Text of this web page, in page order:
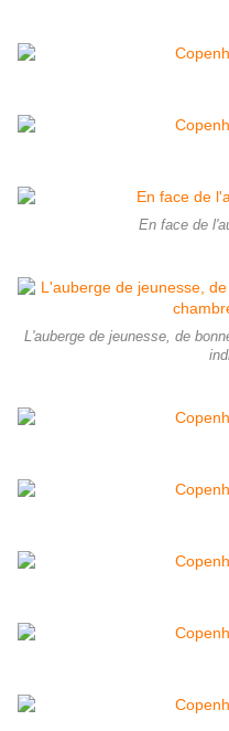
En face de
L'auberge de jeunesse, de